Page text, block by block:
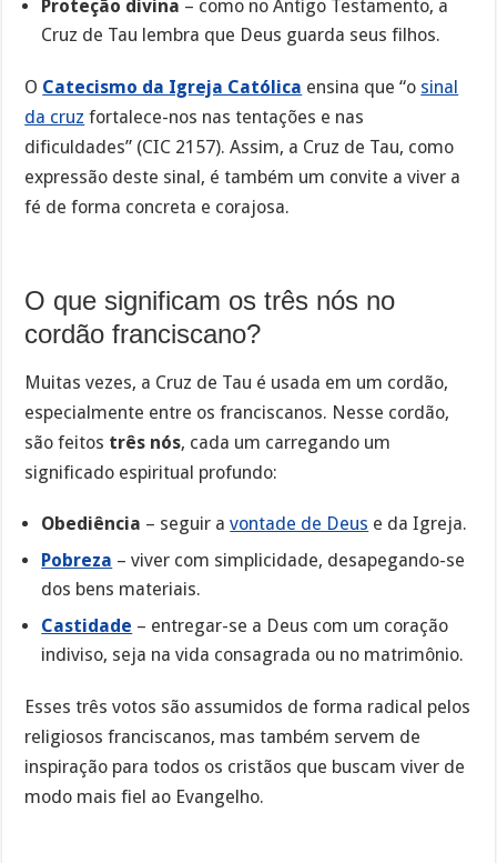
Proteção divina – como no Antigo Testamento, a
Cruz de Tau lembra que Deus guarda seus filhos.
O Catecismo da Igreja Católica ensina que “o sinal
da cruz fortalece-nos nas tentações e nas
dificuldades” (CIC 2157). Assim, a Cruz de Tau, como
expressão deste sinal, é também um convite a viver a
fé de forma concreta e corajosa.
O que significam os três nós no
cordão franciscano?
Muitas vezes, a Cruz de Tau é usada em um cordão,
especialmente entre os franciscanos. Nesse cordão,
são feitos três nós, cada um carregando um
significado espiritual profundo:
Obediência – seguir avontade de Deus e da Igreja.
Pobreza – viver com simplicidade, desapegando-se
dos bens materiais.
Castidade – entregar-se a Deus com um coração
indiviso, seja na vida consagrada ou no matrimônio.
Esses três votos são assumidos de forma radical pelos
religiosos franciscanos, mas também servem de
inspiração para todos os cristãos que buscam viver de
modo mais fiel ao Evangelho.